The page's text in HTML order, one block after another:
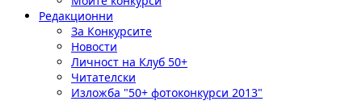
Редакционни
За Конкурсите
Новости
Личност на Клуб 50+
Читателски
Изложба "50+ фотоконкурси 2013"